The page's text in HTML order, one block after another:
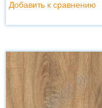
Добавить к сравнению